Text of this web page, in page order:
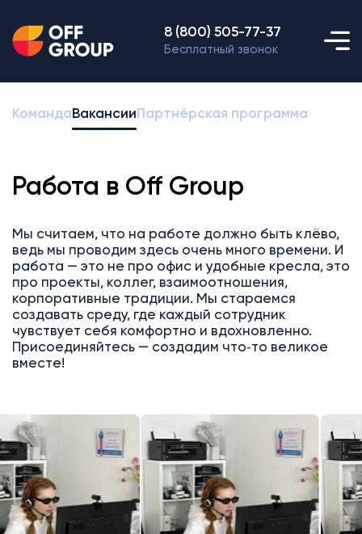
8 (800) 505-77-37
Бесплатный звонок
КомандаВакансии Партнёрская программа
Работа в Off Group
Мы считаем, что на работе должно быть клёво,
ведь мы проводим здесь очень много времени. И
работа — это не про офис и удобные кресла, это
про проекты, коллег, взаимоотношения,
корпоративные традиции. Мы стараемся
создавать среду, где каждый сотрудник
чувствует себя комфортно и вдохновленно.
Присоединяйтесь — создадим что‑то великое
вместе!